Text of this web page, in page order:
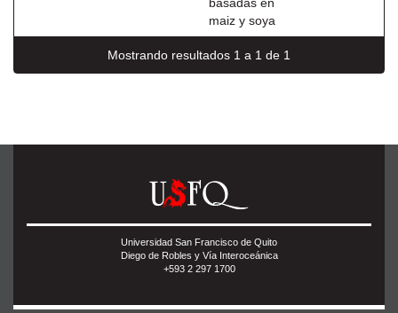
maiz y soya
Mostrando resultados 1 a 1 de 1
Universidad San Francisco de Quito
Diego de Robles y Vía Interoceánica
+593 2 297 1700